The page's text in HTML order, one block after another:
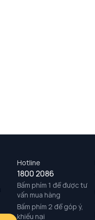
Hotline
1800 2086
Bấm phím 1 để được tư
vấn mua hàng
Bấm phím 2 để góp ý,
khiếu nại